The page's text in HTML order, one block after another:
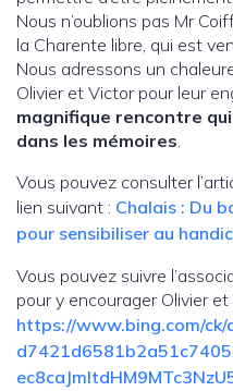
Nous n’oublions pas Mr
la Charente libre, qui est
Nous adressons un
Olivier et Victor pour leur
magnifique rencontre
dans les mémoires.
Vous pouvez consulter
lien suivant : Chalais : Du
pour sensibiliser au
Vous pouvez suivre
pour y encourager Olivier
https://www.bing.com/